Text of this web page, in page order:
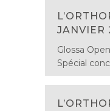
JANVIER
Glossa
Spécial